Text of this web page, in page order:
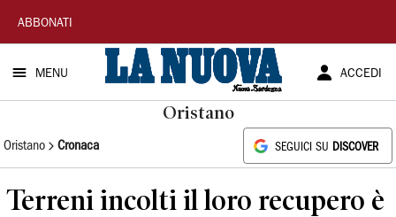
La
Nuova
Sardegna
ABBONATI
MENU ACCEDI
Oristano
Oristano Cronaca SEGUICI SU DISCOVER
Terreni incolti il loro recupero è